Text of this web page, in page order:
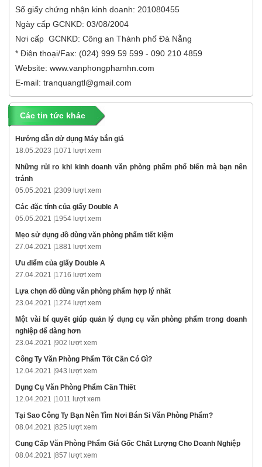
Số giấy chứng nhận kinh doanh: 201080455
Ngày cấp GCNKD: 03/08/2004
Nơi cấp GCNKD: Công an Thành phố Đà Nẵng
* Điện thoại/Fax: (024) 999 59 599 - 090 210 4859
Website: www.vanphongphamhn.com
E-mail: tranquangtl@gmail.com
Các tin tức khác
Hướng dẫn dử dụng Máy bắn giá
18.05.2023 | 1071 lượt xem
Những rủi ro khi kinh doanh văn phòng phẩm phổ biến mà bạn nên
tránh
05.05.2021 | 2309 lượt xem
Các đặc tính của giấy Double A
05.05.2021 | 1954 lượt xem
Mẹo sử dụng đồ dùng văn phòng phẩm tiết kiệm
27.04.2021 | 1881 lượt xem
Ưu điểm của giấy Double A
27.04.2021 | 1716 lượt xem
Lựa chọn đồ dùng văn phòng phẩm hợp lý nhất
23.04.2021 | 1274 lượt xem
Một vài bí quyết giúp quản lý dụng cụ văn phòng phẩm trong doanh
nghiệp dể dàng hơn
23.04.2021 | 902 lượt xem
Công Ty Văn Phòng Phẩm Tốt Cần Có Gì?
12.04.2021 | 943 lượt xem
Dụng Cụ Văn Phòng Phẩm Cần Thiết
12.04.2021 | 1011 lượt xem
Tại Sao Công Ty Bạn Nên Tìm Nơi Bán Sỉ Văn Phòng Phẩm?
08.04.2021 | 825 lượt xem
Cung Cấp Văn Phòng Phẩm Giá Gốc Chất Lượng Cho Doanh Nghiệp
08.04.2021 | 857 lượt xem